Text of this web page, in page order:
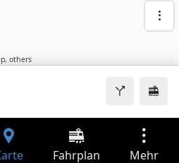
, others
Fahrplan Mehr